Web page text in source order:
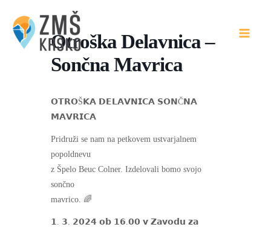
content
Otroška Delavnica –
Sončna Mavrica
𝗢𝗧𝗥𝗢Š𝗞𝗔 𝗗𝗘𝗟𝗔𝗩𝗡𝗜𝗖𝗔 𝗦𝗢𝗡Č𝗡𝗔
𝗠𝗔𝗩𝗥𝗜𝗖𝗔
Pridruži se nam na petkovem ustvarjalnem
popoldnevu
z Špelo Beuc Colner. Izdelovali bomo svojo
sončno
mavrico. 🌈
𝟭. 𝟯. 𝟮𝟬𝟮𝟰 𝗼𝗯 𝟭𝟲.𝟬𝟬 𝘃 𝗭𝗮𝘃𝗼𝗱𝘂 𝘇𝗮